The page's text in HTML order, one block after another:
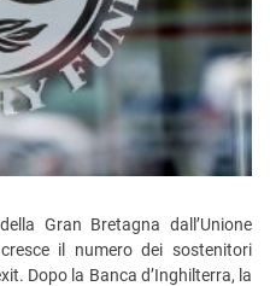
Gran Bretagna dall’Unione
il numero dei sostenitori
Dopo la Banca d’Inghilterra, la